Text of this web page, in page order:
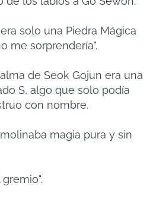
solo una Piedra Mágica
me sorprendería".
de Seok Gojun era una
S, algo que solo podía
con nombre.
magia pura y sin